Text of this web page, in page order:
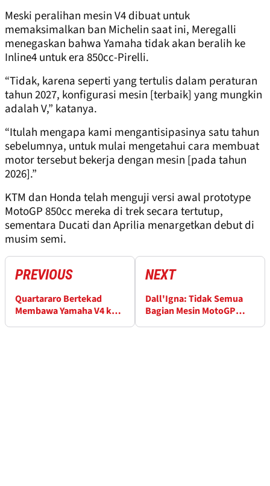
Meski peralihan mesin V4 dibuat untuk
memaksimalkan ban Michelin saat ini, Meregalli
menegaskan bahwa Yamaha tidak akan beralih ke
Inline4 untuk era 850cc-Pirelli.
“Tidak, karena seperti yang tertulis dalam peraturan
tahun 2027, konfigurasi mesin [terbaik] yang mungkin
adalah V,” katanya.
“Itulah mengapa kami mengantisipasinya satu tahun
sebelumnya, untuk mulai mengetahui cara membuat
motor tersebut bekerja dengan mesin [pada tahun
2026].”
KTM dan Honda telah menguji versi awal prototype
MotoGP 850cc mereka di trek secara tertutup,
sementara Ducati dan Aprilia menargetkan debut di
musim semi.
PREVIOUS
Quartararo Bertekad
Membawa Yamaha V4 ke
NEXT
Dall'Igna: Tidak Semua
Bagian Mesin MotoGP